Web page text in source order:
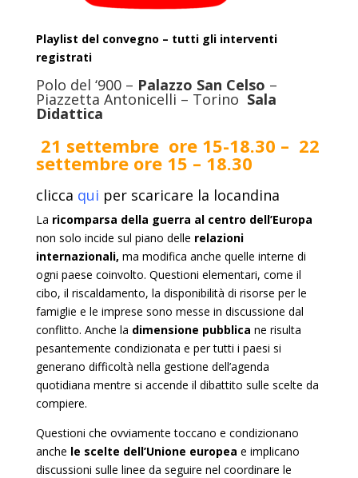
Playlist del convegno – tutti gli interventi
registrati
Polo del ‘900 – Palazzo San Celso –
Piazzetta Antonicelli – Torino Sala
Didattica
21 settembre ore 15-18.30 – 22
settembre ore 15 – 18.30
clicca qui per scaricare la locandina
La ricomparsa della guerra al centro dell’Europa
non solo incide sul piano delle relazioni
internazionali, ma modifica anche quelle interne di
ogni paese coinvolto. Questioni elementari, come il
cibo, il riscaldamento, la disponibilità di risorse per le
famiglie e le imprese sono messe in discussione dal
conflitto. Anche la dimensione pubblica ne risulta
pesantemente condizionata e per tutti i paesi si
generano difficoltà nella gestione dell’agenda
quotidiana mentre si accende il dibattito sulle scelte da
compiere.
Questioni che ovviamente toccano e condizionano
anche le scelte dell’Unione europea e implicano
discussioni sulle linee da seguire nel coordinare le